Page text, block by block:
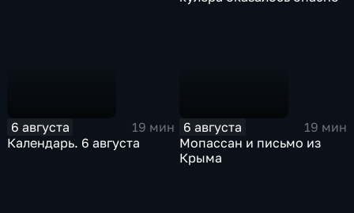
6 августа
19 мин
Календарь. 6 августа
6 августа
19 мин
Мопассан и письмо из
Крыма